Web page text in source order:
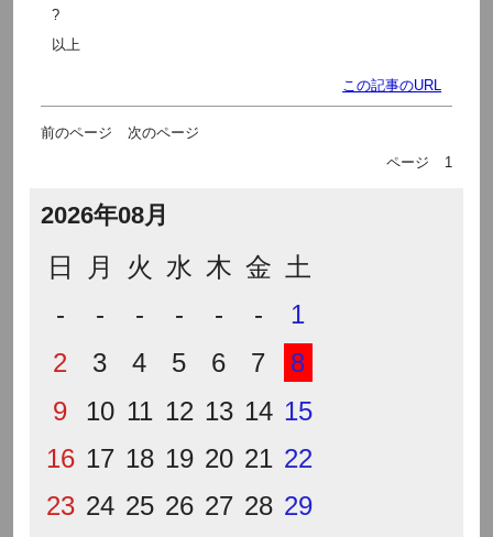
?
以上
この記事のURL
前のページ
次のページ
ページ
1
2026年08月
日 月 火 水 木 金 土
-
- - - - -
1
2
3 4 5 6 7
8
9
10 11 12 13 14 15
16 17 18 19 20 21 22
23 24 25 26 27 28 29